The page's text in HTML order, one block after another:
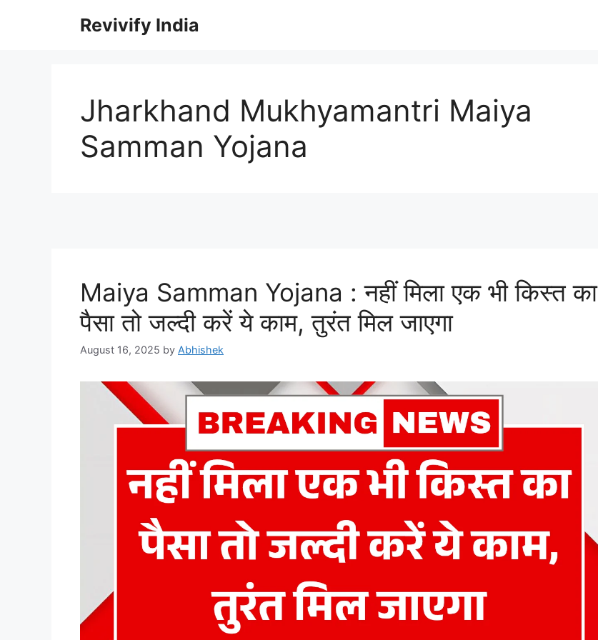
Revivify India
Jharkhand Mukhyamantri Maiya
Samman Yojana
Maiya Samman Yojana : नहीं मिला एक भी किस्त का
पैसा तो जल्दी करें ये काम, तुरंत मिल जाएगा
August 16, 2025 by Abhishek